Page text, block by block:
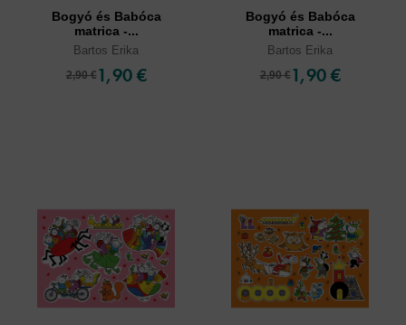
Bogyó és Babóca
matrica -...
Bartos Erika
2,90 € 1,90 €
Bogyó és Babóca
matrica -...
Bartos Erika
2,90 € 1,90 €